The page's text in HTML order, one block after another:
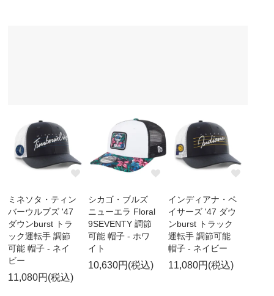
ミネソタ・ティン
バーウルブズ '47
ダウンburst トラ
ック運転手 調節
可能 帽子 - ネイ
ビー
11,080円(税込)
シカゴ・ブルズ
ニューエラ Floral
9SEVENTY 調節
可能 帽子 - ホワ
イト
10,630円(税込)
インディアナ・ペ
イサーズ '47 ダウ
ンburst トラック
運転手 調節可能
帽子 - ネイビー
11,080円(税込)